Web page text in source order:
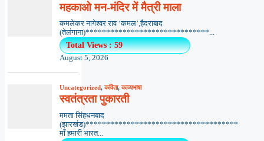
महकाओ मन-मंदिर में मैत्री माला
कमलेकर नागेश्वर राव ‘कमल’,हैदराबाद
(तेलंगाना)******************************...
Total Views : 59
August 5, 2026
Uncategorized,कविता,काव्यभाषा
स्वतंत्रता पुकारती
ममता सिंहधनबाद
(झारखंड)*************************************
माँ हमारी भारत...